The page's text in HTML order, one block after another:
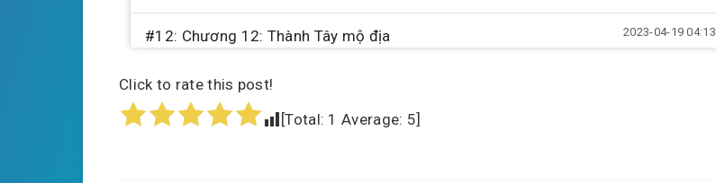
#12: Chương 12: Thành Tây mộ địa 2023-04-19 04:13
#13: Chương 13: Nơi tìm kiếm đồ vật
#14: Chương 14: Mai rùa Thiên Thư
Click to rate this post!
[Total: 1 Average: 5]